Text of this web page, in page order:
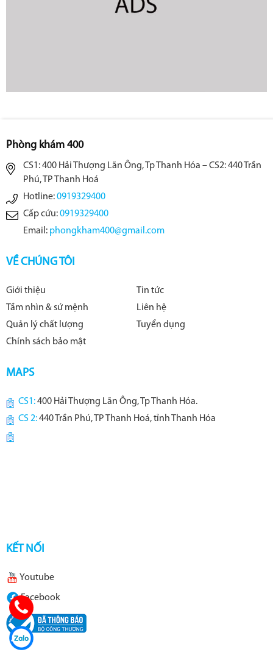
Phòng khám 400
CS1: 400 Hải Thượng Lãn Ông, Tp Thanh Hóa – CS2: 440 Trần
Phú, TP Thanh Hoá
Hotline:0919329400
Cấp cứu:0919329400
Email: phongkham400@gmail.com
VỀ CHÚNG TÔI
Giới thiệu
Tin tức
Tầm nhìn & sứ mệnh
Liên hệ
Quản lý chất lượng
Tuyển dụng
Chính sách bảo mật
MAPS
CS1:400 Hải Thượng Lãn Ông, Tp Thanh Hóa.
CS 2:440 Trần Phú, TP Thanh Hoá, tỉnh Thanh Hóa
KẾT NỐI
Youtube
Facebook